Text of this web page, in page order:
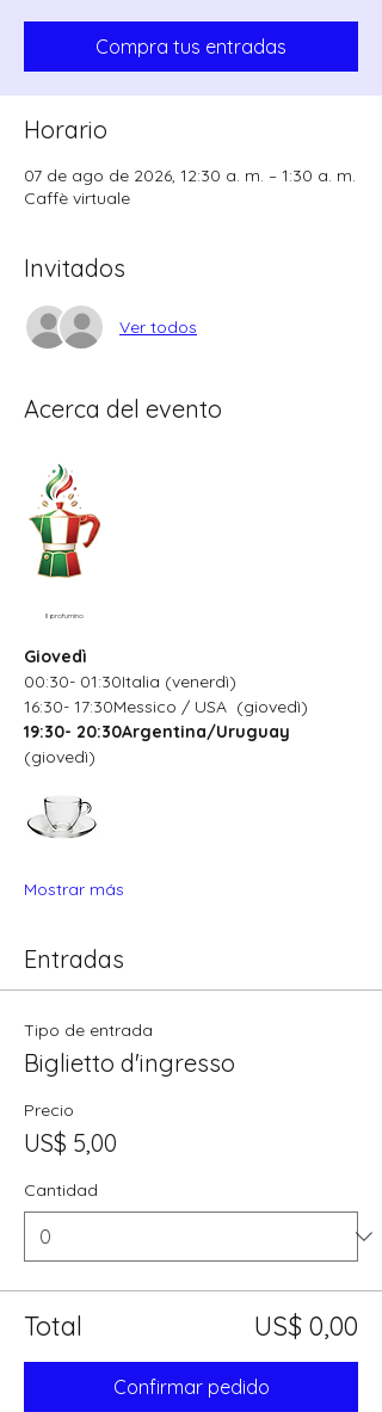
Compra tus entradas
Horario
07 de ago de 2026, 12:30 a. m. – 1:30 a. m.
Caffè virtuale
Invitados
Ver todos
Acerca del evento
Il profumino
Giovedì
00:30- 01:30Italia (venerdì)
16:30- 17:30Messico / USA  (giovedì)
19:30- 20:30Argentina/Uruguay
(giovedì)
Mostrar más
Entradas
Tipo de entrada
Biglietto d'ingresso
Precio
US$ 5,00
Cantidad
Total US$ 0,00
Confirmar pedido